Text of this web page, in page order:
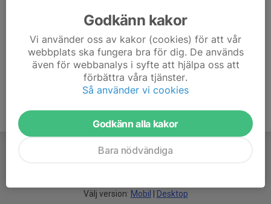
Välj version: Mobil Desktop
Godkänn kakor
Vi använder oss av kakor (cookies) för att vår
webbplats ska fungera bra för dig. De används
även för webbanalys i syfte att hjälpa oss att
förbättra våra tjänster.
Så använder vi cookies
Godkänn alla kakor
Bara nödvändiga